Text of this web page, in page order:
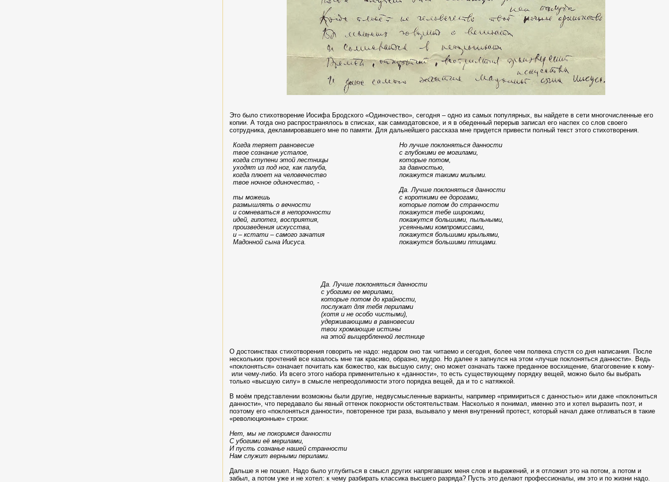
Это было стихотворение Иосифа Бродского «Одиночество», сегодня – одно из самых популярных, вы найдете в сети многочисленные его
копии. А тогда оно распространялось в списках, как самиздатовское, и я в обеденный перерыв записал его наспех со слов своего
сотрудника, декламировавшего мне по памяти. Для дальнейшего рассказа мне придется привести полный текст этого стихотворения.
Когда теряет равновесие
твое сознание усталое,
когда ступени этой лестницы
уходят из под ног, как палуба,
когда плюет на человечество
твое ночное одиночество, -
ты можешь
размышлять о вечности
и сомневаться в непорочности
идей, гипотез, восприятия,
произведения искусства,
и – кстати – самого зачатия
Мадонной сына Иисуса.
Но лучше поклоняться данности
с глубокими ее могилами,
которые потом,
за давностью,
покажутся такими милыми.
Да. Лучше поклоняться данности
с короткими ее дорогами,
которые потом до странности
покажутся тебе широкими,
покажутся большими, пыльными,
усеянными компромиссами,
покажутся большими крыльями,
покажутся большими птицами.
Да. Лучше поклоняться данности
с убогими ее мерилами,
которые потом до крайности,
послужат для тебя перилами
(хотя и не особо чистыми),
удерживающими в равновесии
твои хромающие истины
на этой выщербленной лестнице
О достоинствах стихотворения говорить не надо: недаром оно так читаемо и сегодня, более чем полвека спустя со дня написания. После
нескольких прочтений все казалось мне так красиво, образно, мудро. Но далее я запнулся на этом «лучше поклоняться данности». Ведь
«поклоняться» означает почитать как божество, как высшую силу; оно может означать также преданное восхищение, благоговение к кому-
или чему-либо. Из всего этого набора применительно к «данности», то есть существующему порядку вещей, можно было бы выбрать
только «высшую силу» в смысле непреодолимости этого порядка вещей, да и то с натяжкой.
В моём представлении возможны были другие, недвусмысленные варианты, например «примириться с данностью» или даже «поклониться
данности», что передавало бы явный оттенок покорности обстоятельствам. Насколько я понимал, именно это и хотел выразить поэт, и
поэтому его «поклоняться данности», повторенное три раза, вызывало у меня внутренний протест, который начал даже отливаться в такие
«революционные» строки:
Нет, мы не покоримся данности
С убогими её мерилами,
И пусть сознанье нашей странности
Нам служит верными перилами.
Дальше я не пошел. Надо было углубиться в смысл других напрягавших меня слов и выражений, и я отложил это на потом, а потом и
забыл, а потом уже и не хотел: к чему разбирать классика высшего разряда? Пусть это делают профессионалы, им это и по жизни надо.